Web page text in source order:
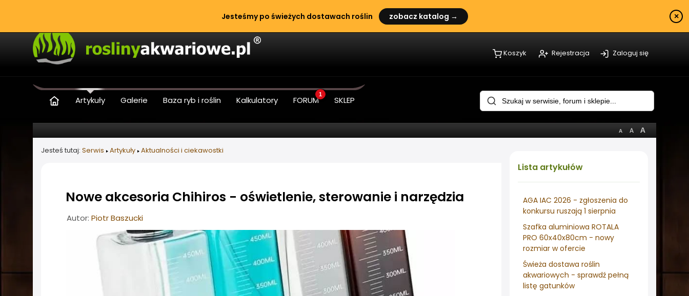
Jesteśmy po świeżych dostawach roślin zobacz katalog → ×
Koszyk Rejestracja Zaloguj się
Artykuły Galerie Baza ryb i roślin Kalkulatory FORUM
1
SKLEP
Lista artykułów
AGA IAC 2026 - zgłoszenia do
konkursu ruszają 1 sierpnia
Szafka aluminiowa ROTALA
PRO 60x40x80cm - nowy
rozmiar w ofercie
Świeża dostawa roślin
akwariowych - sprawdź pełną
listę gatunków
Jesteś tutaj: Serwis Artykuły Aktualności i ciekawostki
Nowe akcesoria Chihiros - oświetlenie, sterowanie i narzędzia
Informacje o artykule
Autor: Piotr Baszucki